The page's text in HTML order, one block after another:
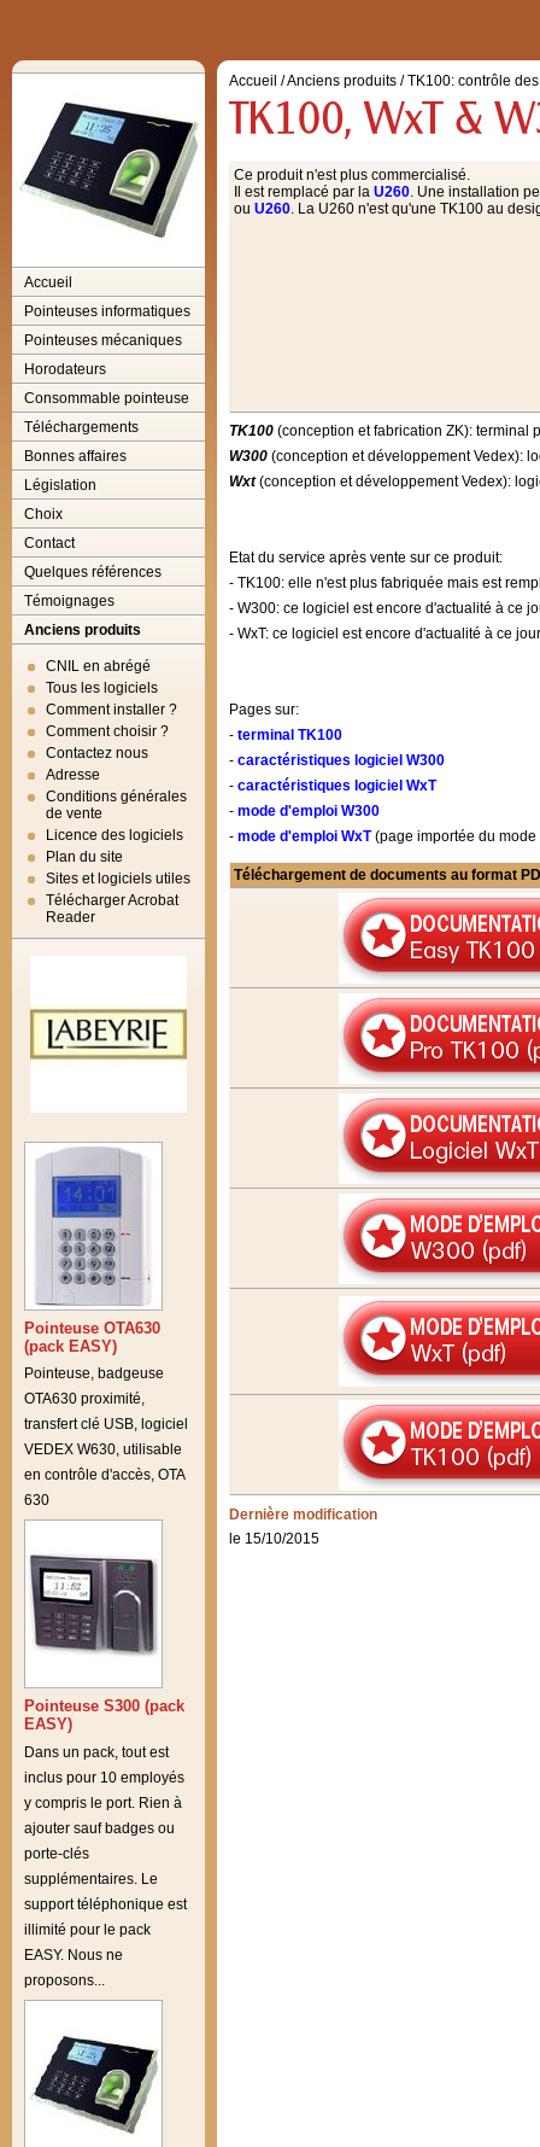
Accueil
Pointeuses informatiques
Pointeuses mécaniques
Horodateurs
Consommable pointeuse
Téléchargements
Bonnes affaires
Législation
Choix
Contact
Quelques références
Témoignages
Anciens produits
CNIL en abrégé
Tous les logiciels
Comment installer ?
Comment choisir ?
Contactez nous
Adresse
Conditions générales
de vente
Licence des logiciels
Plan du site
Sites et logiciels utiles
Télécharger Acrobat
Reader
Pointeuse OTA630
(pack EASY)
Pointeuse, badgeuse
OTA630 proximité,
transfert clé USB, logiciel
VEDEX W630, utilisable
en contrôle d'accès, OTA
630
Pointeuse S300 (pack
EASY)
Dans un pack, tout est
inclus pour 10 employés
y compris le port. Rien à
ajouter sauf badges ou
porte-clés
supplémentaires. Le
support téléphonique est
illimité pour le pack
EASY. Nous ne
proposons...
Accueil /Anciens produits /TK100: contrôle
Ce produit n'est plus commercialisé.
Il est remplacé par la U260. Une installation
ou U260. La U260 n'est qu'une TK100 au
TK100 (conception et fabrication ZK): terminal
W300 (conception et développement Vedex):
Wxt(conception et développement Vedex):
Etat du service après vente sur ce produit:
- TK100: elle n'est plus fabriquée mais est
- W300: ce logiciel est encore d'actualité à ce
- WxT: ce logiciel est encore d'actualité à ce
Pages sur:
- terminal TK100
- caractéristiques logiciel W300
- caractéristiques logiciel WxT
- mode d'emploi W300
- mode d'emploi WxT(page importée du mode
Téléchargement de documents au format
Dernière modification
le 15/10/2015